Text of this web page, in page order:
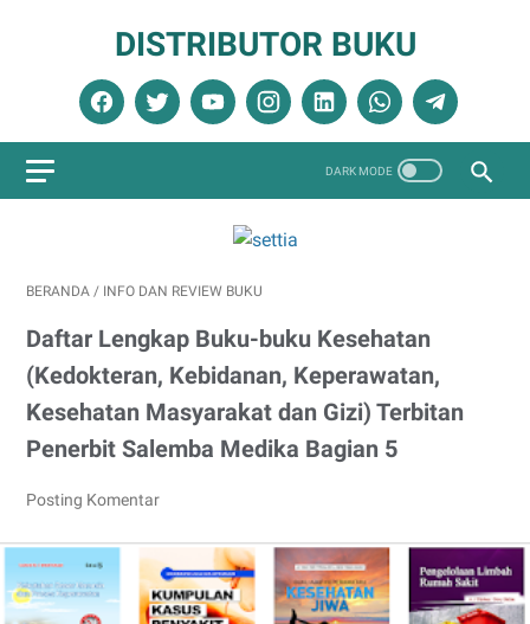
DISTRIBUTOR BUKU
BERANDA / INFO DAN REVIEW BUKU
Daftar Lengkap Buku-buku Kesehatan
(Kedokteran, Kebidanan, Keperawatan,
Kesehatan Masyarakat dan Gizi) Terbitan
Penerbit Salemba Medika Bagian 5
Posting Komentar